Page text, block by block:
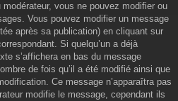
vous ne pouvez modifier ou
Vous pouvez modifier un message
après sa publication) en cliquant sur
Si quelqu’un a déjà
s’affichera en bas du message
de fois qu’il a été modifié ainsi que
Ce message n’apparaîtra pas
modifie le message, cependant ils